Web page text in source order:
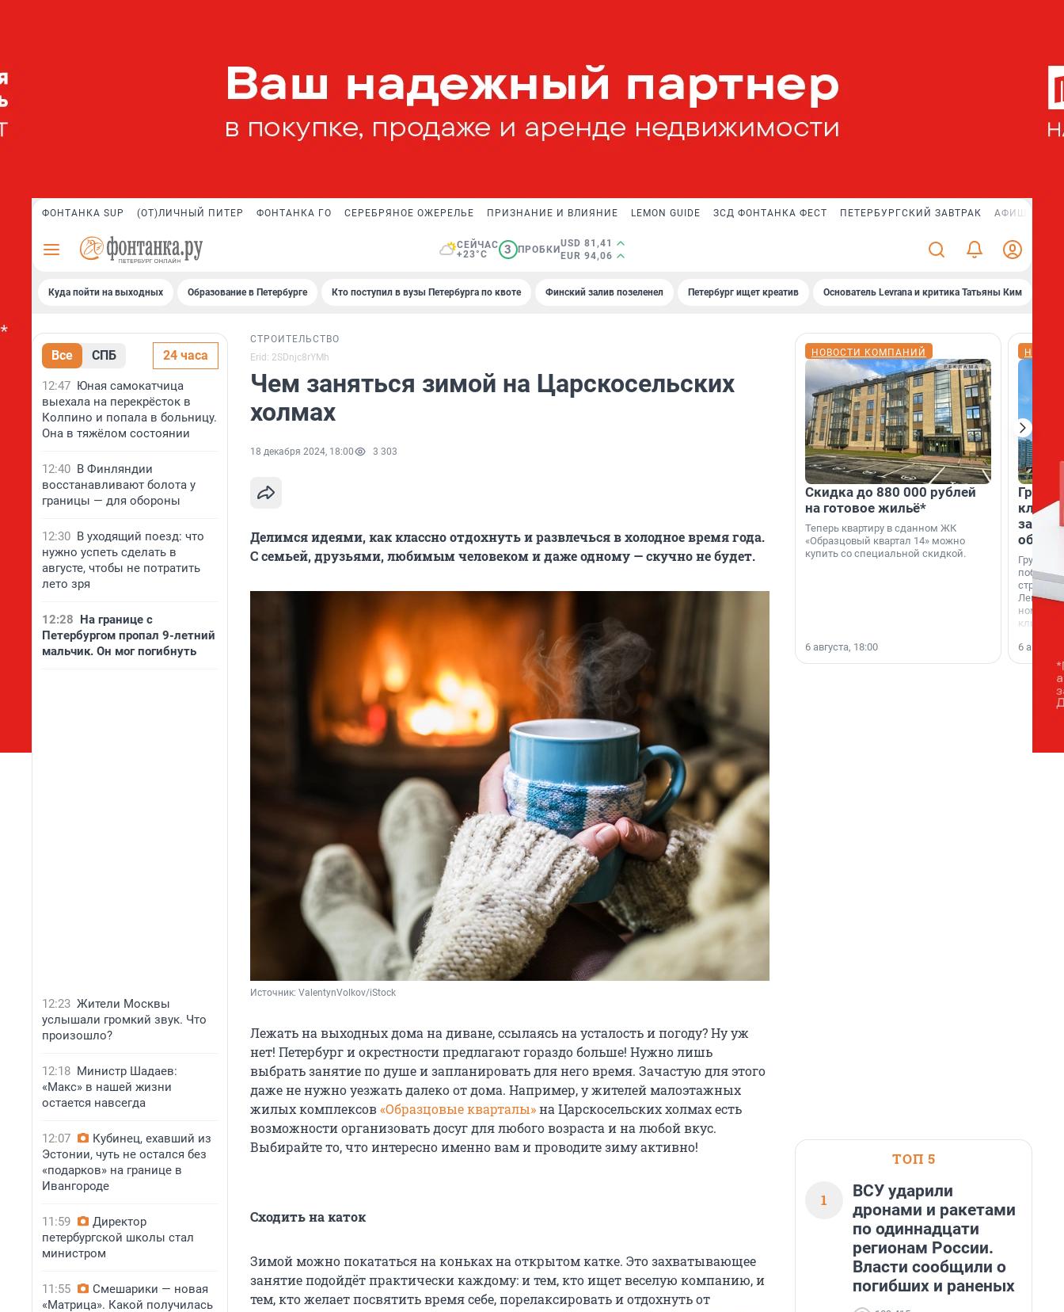
ФОНТАНКА SUP (ОТ)ЛИЧНЫЙ ПИТЕР ФОНТАНКА ГО СЕРЕБРЯНОЕ ОЖЕРЕЛЬЕ ПРИЗНАНИЕ И ВЛИЯНИЕ LEMON GUIDE ЗСД ФОНТАНКА ФЕСТ ПЕТЕРБУРГСКИЙ ЗАВТРАК АФИША PLUS
СЕЙЧАС
+23°C
3 ПРОБКИ
USD 81,41
EUR 94,06
Куда пойти на выходных Образование в Петербурге Кто поступил в вузы Петербурга по квоте Финский залив позеленел Петербург ищет креатив Основатель Levrana и критика Татьяны Ким
Все СПБ 24 часа
12:47 Юная самокатчица
выехала на перекрёсток в
Колпино и попала в больницу.
Она в тяжёлом состоянии
12:40 В Финляндии
восстанавливают болота у
границы — для обороны
12:30 В уходящий поезд: что
нужно успеть сделать в
августе, чтобы не потратить
лето зря
12:28 На границе с
Петербургом пропал 9-летний
мальчик. Он мог погибнуть
12:23 Жители Москвы
услышали громкий звук. Что
произошло?
12:18 Министр Шадаев:
«Макс» в нашей жизни
остается навсегда
12:07
Кубинец, ехавший из
Эстонии, чуть не остался без
«подарков» на границе в
Ивангороде
11:59
Директор
петербургской школы стал
министром
11:55
Смешарики — новая
«Матрица». Какой получилась
СТРОИТЕЛЬСТВО
Erid: 2SDnjc8rYMh
Чем заняться зимой на Царскосельских
холмах
18 декабря 2024, 18:00 3 303
Делимся идеями, как классно отдохнуть и развлечься в холодное время года.
С семьей, друзьями, любимым человеком и даже одному — скучно не будет.
Источник: ValentynVolkov/iStock
Лежать на выходных дома на диване, ссылаясь на усталость и погоду? Ну уж
нет! Петербург и окрестности предлагают гораздо больше! Нужно лишь
выбрать занятие по душе и запланировать для него время. Зачастую для этого
даже не нужно уезжать далеко от дома. Например, у жителей малоэтажных
жилых комплексов«Образцовые кварталы»на Царскосельских холмах есть
возможности организовать досуг для любого возраста и на любой вкус.
Выбирайте то, что интересно именно вам и проводите зиму активно!
Сходить на каток
Зимой можно покататься на коньках на открытом катке. Это захватывающее
занятие подойдёт практически каждому: и тем, кто ищет веселую компанию, и
тем, кто желает посвятить время себе, порелаксировать и отдохнуть от
НОВОСТИ КОМПАНИЙ
Скидка до 880 000 рублей
на готовое жильё*
Теперь квартиру в сданном ЖК
«Образцовый квартал 14» можно
купить со специальной скидкой.
6 августа, 18:00
Группа
области».
6
ТОП 5
1
ВСУ ударили
дронами и ракетами
по одиннадцати
регионам России.
Власти сообщили о
погибших и раненых